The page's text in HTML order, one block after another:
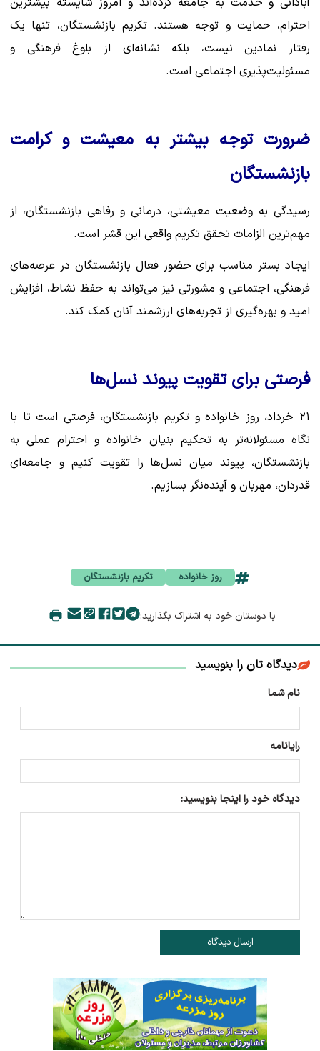
احترام، حمایت و توجه هستند. تکریم بازنشستگان، تنها یک
رفتار نمادین نیست، بلکه نشانه‌ای از بلوغ فرهنگی و
مسئولیت‌پذیری اجتماعی است.
ضرورت توجه بیشتر به معیشت و کرامت
بازنشستگان
رسیدگی به وضعیت معیشتی، درمانی و رفاهی بازنشستگان، از
مهم‌ترین الزامات تحقق تکریم واقعی این قشر است.
ایجاد بستر مناسب برای حضور فعال بازنشستگان در عرصه‌های
فرهنگی، اجتماعی و مشورتی نیز می‌تواند به حفظ نشاط، افزایش
امید و بهره‌گیری از تجربه‌های ارزشمند آنان کمک کند.
فرصتی برای تقویت پیوند نسل‌ها
۲۱ خرداد، روز خانواده و تکریم بازنشستگان، فرصتی است تا با
نگاه مسئولانه‌تر به تحکیم بنیان خانواده و احترام عملی به
بازنشستگان، پیوند میان نسل‌ها را تقویت کنیم و جامعه‌ای
قدردان، مهربان و آینده‌نگر بسازیم.
روز خانواده تکریم بازنشستگان
با دوستان خود به اشتراک بگذارید:
دیدگاه تان را بنویسید
نام شما
رایانامه
دیدگاه خود را اینجا بنویسید:
ارسال دیدگاه